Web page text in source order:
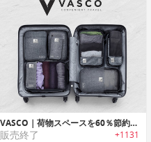
VASCO｜荷物スペースを60％節約可能なスマートパッキングキューブバッグ「ヴァスコ」
販売終了 +1131